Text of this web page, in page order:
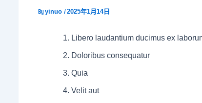
Byyinuo /2025年1月14日
Libero laudantium ducimus ex
Doloribus consequatur
Quia
Velit aut